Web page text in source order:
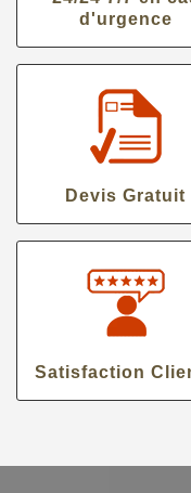
d'urgence
Devis Gratuit
Satisfaction